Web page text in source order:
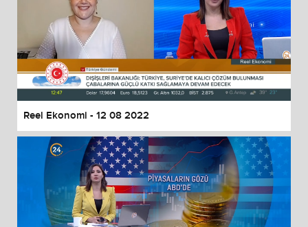
Reel Ekonomi - 12 08 2022